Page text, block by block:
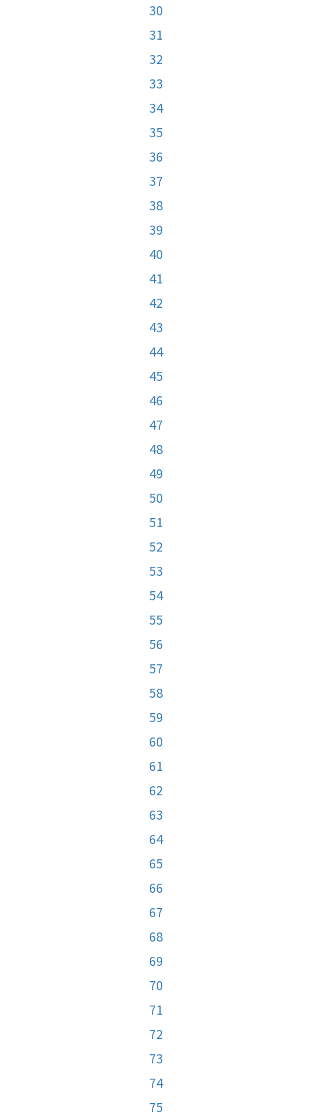
30
31
32
33
34
35
36
37
38
39
40
41
42
43
44
45
46
47
48
49
50
51
52
53
54
55
56
57
58
59
60
61
62
63
64
65
66
67
68
69
70
71
72
73
74
75